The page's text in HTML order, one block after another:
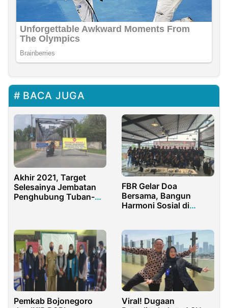
BACA JUGA
Akhir 2021, Target
Selesainya Jembatan
Penghubung Tuban-
FBR Gelar Doa
Bersama, Bangun
Harmoni Sosial di
Pemkab Bojonegoro
Viral! Dugaan